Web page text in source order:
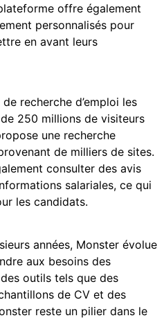
offre également
personnalisés pour
en avant leurs
recherche d’emploi les
250 millions de visiteurs
une recherche
de milliers de sites.
consulter des avis
salariales, ce qui
les candidats.
années, Monster évolue
aux besoins des
outils tels que des
de CV et des
reste un pilier dans le